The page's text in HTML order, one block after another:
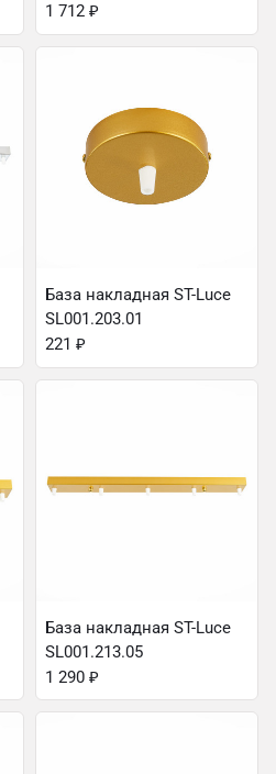
1 712 ₽
База накладная ST-Luce
SL001.203.01
221 ₽
База накладная ST-Luce
SL001.213.05
1 290 ₽